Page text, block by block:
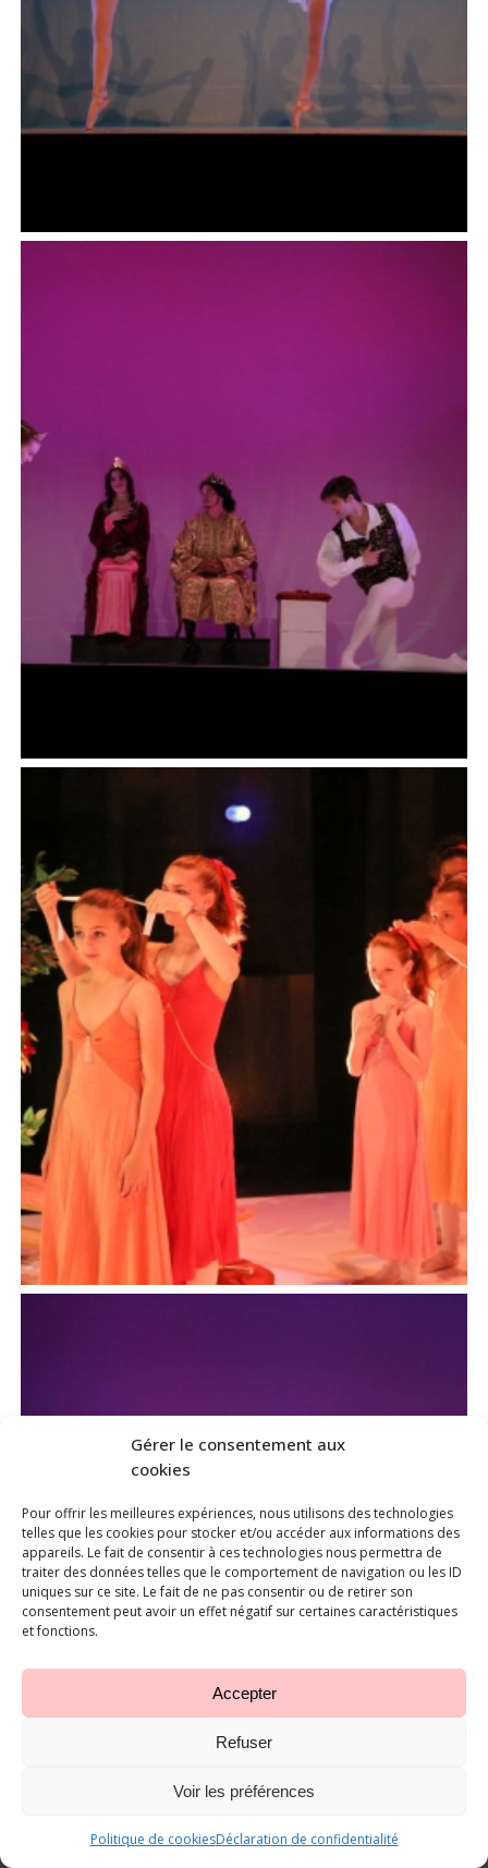
Gérer le consentement aux
cookies
Pour offrir les meilleures expériences, nous utilisons des technologies
telles que les cookies pour stocker et/ou accéder aux informations des
appareils. Le fait de consentir à ces technologies nous permettra de
traiter des données telles que le comportement de navigation ou les ID
uniques sur ce site. Le fait de ne pas consentir ou de retirer son
consentement peut avoir un effet négatif sur certaines caractéristiques
et fonctions.
Accepter
Refuser
Voir les préférences
Politique de cookiesDéclaration de confidentialité
Appeler E-mail Plan d'accès